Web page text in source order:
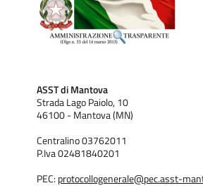
ASST di Mantova
Strada Lago Paiolo, 10
46100 - Mantova (MN)
Centralino 03762011
P.Iva 02481840201
PEC: protocollogenerale@pec.asst-